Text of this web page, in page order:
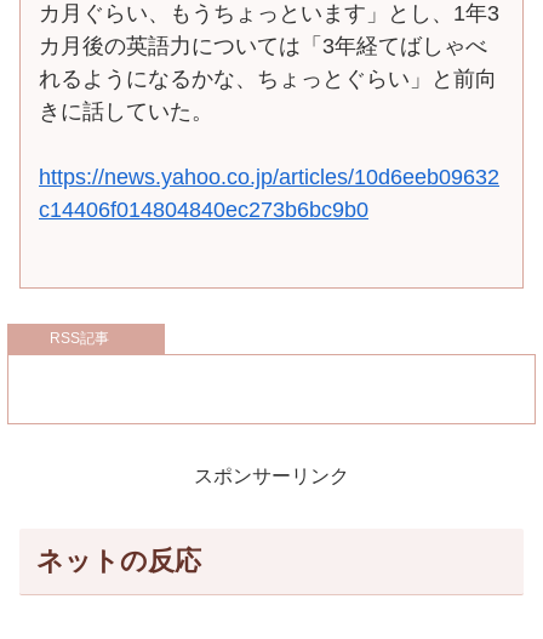
カ月ぐらい、もうちょっといます」とし、1年3
カ月後の英語力については「3年経てばしゃべ
れるようになるかな、ちょっとぐらい」と前向
きに話していた。
https://news.yahoo.co.jp/articles/10d6eeb09632
c14406f014804840ec273b6bc9b0
RSS記事
スポンサーリンク
ネットの反応